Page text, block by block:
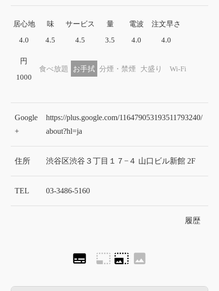
居心地
4.0
味
4.5
サービス
4.5
量
3.5
電波
4.0
注文早さ
4.0
円
1000
食べ放題 お手拭 分煙・禁煙 大盛り Wi-Fi
Google
+
https://plus.google.com/116479053193511793240/
about?hl=ja
住所 渋谷区渋谷３丁目１７−４ 山口ビル新館 2F
TEL 03-3486-5160
履歴
subtitles photo_size_select_small photo_size_select_large image